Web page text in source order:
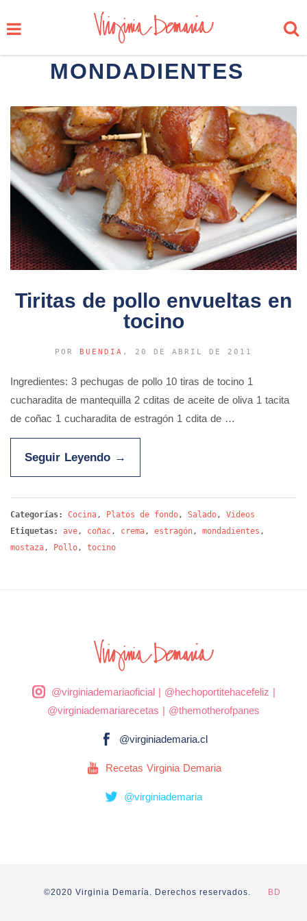
MONDADIENTES
Tiritas de pollo envueltas en
tocino
POR BUENDIA , 20 DE ABRIL DE 2011
Ingredientes: 3 pechugas de pollo 10 tiras de tocino 1
cucharadita de mantequilla 2 cditas de aceite de oliva 1 tacita
de coñac 1 cucharadita de estragón 1 cdita de …
Seguir Leyendo →
Categorías: Cocina, Platos de fondo, Salado, Videos
Etiquetas:
ave, coñac, crema, estragón, mondadientes ,
mostaza, Pollo, tocino
@virginiademariaoficial| @hechoportitehacefeliz |
@virginiademariarecetas | @themotherofpanes
@virginiademaria.cl
Recetas Virginia Demaria
@virginiademaria
©2020 Virginia Demaría. Derechos reservados. BD